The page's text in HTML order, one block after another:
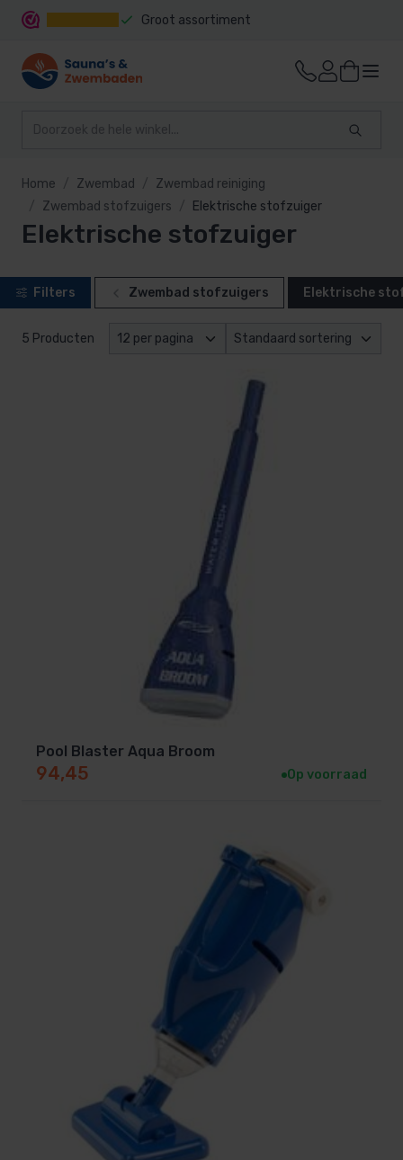
Groot assortiment
Home Zwembad
Zwembad reiniging
Zwembad stofzuigers
Elektrische stofzuiger
Elektrische stofzuiger
Filters Zwembad stofzuigers Elektrische
5 Producten
Pool Blaster Aqua Broom
94,45 Op voorraad